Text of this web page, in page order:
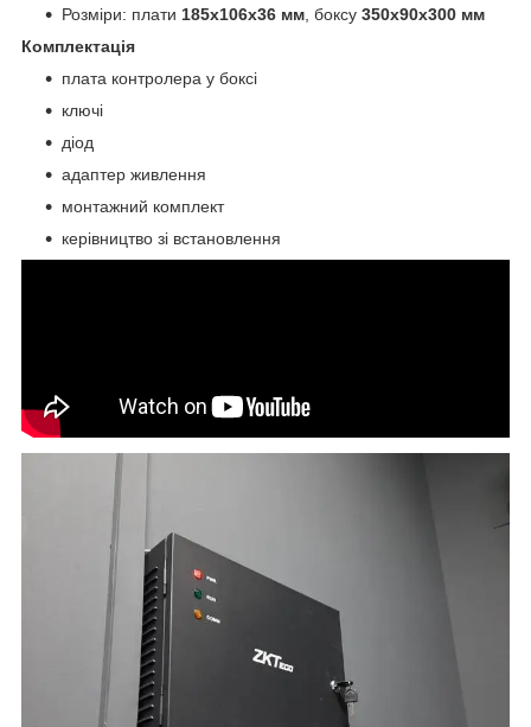
Розміри: плати 185х106х36 мм , боксу 350х90х300 мм
Комплектація
плата контролера у боксі
ключі
діод
адаптер живлення
монтажний комплект
керівництво зі встановлення